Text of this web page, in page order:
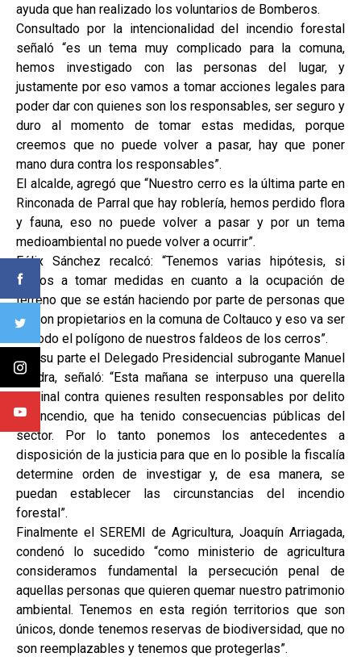
ayuda que han realizado los voluntarios de Bomberos.
Consultado por la intencionalidad del incendio forestal
señaló “es un tema muy complicado para la comuna,
hemos investigado con las personas del lugar, y
justamente por eso vamos a tomar acciones legales para
poder dar con quienes son los responsables, ser seguro y
duro al momento de tomar estas medidas, porque
creemos que no puede volver a pasar, hay que poner
mano dura contra los responsables”.
El alcalde, agregó que “Nuestro cerro es la última parte en
Rinconada de Parral que hay roblería, hemos perdido flora
y fauna, eso no puede volver a pasar y por un tema
medioambiental no puede volver a ocurrir”.
Félix Sánchez recalcó: “Tenemos varias hipótesis, si
vamos a tomar medidas en cuanto a la ocupación de
terreno que se están haciendo por parte de personas que
no son propietarios en la comuna de Coltauco y eso va ser
en todo el polígono de nuestros faldeos de los cerros”.
Por su parte el Delegado Presidencial subrogante Manuel
Cuadra, señaló: “Esta mañana se interpuso una querella
criminal contra quienes resulten responsables por delito
de incendio, que ha tenido consecuencias públicas del
sector. Por lo tanto ponemos los antecedentes a
disposición de la justicia para que en lo posible la fiscalía
determine orden de investigar y, de esa manera, se
puedan establecer las circunstancias del incendio
forestal”.
Finalmente el SEREMI de Agricultura, Joaquín Arriagada,
condenó lo sucedido “como ministerio de agricultura
consideramos fundamental la persecución penal de
aquellas personas que quieren quemar nuestro patrimonio
ambiental. Tenemos en esta región territorios que son
únicos, donde tenemos reservas de biodiversidad, que no
son reemplazables y tenemos que protegerlas”.